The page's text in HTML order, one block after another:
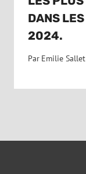
DANS
2024.
Par Emilie Sallet